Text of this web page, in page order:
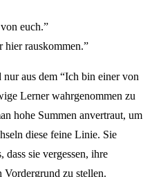
euch.”
rauskommen.”
aus dem “Ich bin einer von
Lerner wahrgenommen zu
hohe Summen anvertraut, um
diese feine Linie. Sie
dass sie vergessen, ihre
Vordergrund zu stellen.